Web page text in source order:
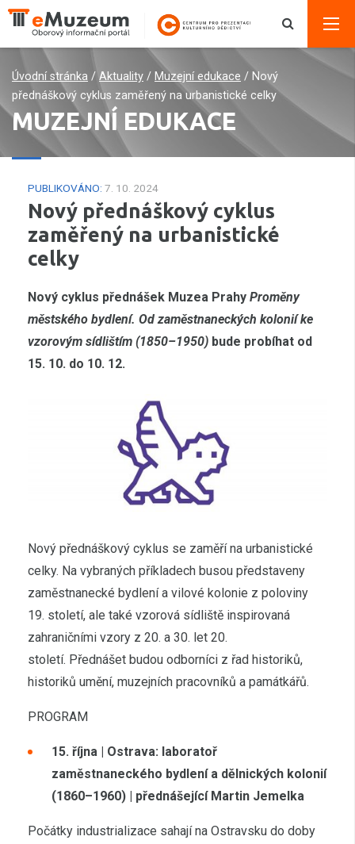
Úvodní stránka / Aktuality / Muzejní edukace / Nový
přednáškový cyklus zaměřený na urbanistické celky
MUZEJNÍ EDUKACE
PUBLIKOVÁNO: 7. 10. 2024
Nový přednáškový cyklus
zaměřený na urbanistické
celky
Nový cyklus přednášek Muzea Prahy Proměny
městského bydlení. Od zaměstnaneckých kolonií ke
vzorovým sídlištím (1850–1950) bude probíhat od
15. 10. do 10. 12.
Nový přednáškový cyklus se zaměří na urbanistické
celky. Na vybraných příkladech busou představeny
zaměstnanecké bydlení a vilové kolonie z poloviny
19. století, ale také vzorová sídliště inspirovaná
zahraničními vzory z 20. a 30. let 20.
století. Přednášet budou odborníci z řad historiků,
historiků umění, muzejních pracovníků a památkářů.
PROGRAM
15. října | Ostrava: laboratoř
zaměstnaneckého bydlení a dělnických kolonií
(1860–1960) | přednášející Martin Jemelka
Počátky industrializace sahají na Ostravsku do doby